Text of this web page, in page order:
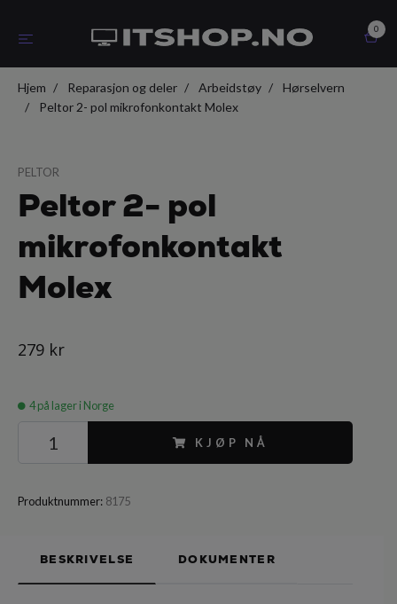
0
Hjem Reparasjon og deler Arbeidstøy
Hørselvern
Peltor 2- pol mikrofonkontakt Molex
PELTOR
Peltor 2- pol
mikrofonkontakt
Molex
279 kr
4på lager i Norge
KJØP NÅ
Produktnummer: 8175
BESKRIVELSE DOKUMENTER